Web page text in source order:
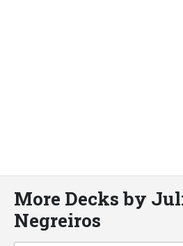
More Decks by
Negreiros